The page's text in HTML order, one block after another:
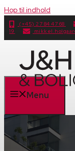
Hop til indhold
(+45) 27 84 47 68
19
Menu